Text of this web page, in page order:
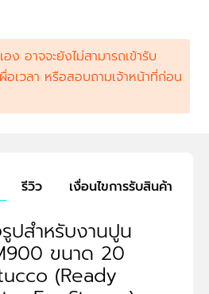
ง อาจจะยังไม่สามารถเข้ารับ
เวลา หรือสอบถามเจ้าหน้าที่ก่อน
รีวิว เงื่อนไขการรับสินค้า
ปสำหรับงานปูน
ขนาด 20
(Ready